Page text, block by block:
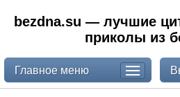
bezdna.su — лучшие
приколы из
Главное меню